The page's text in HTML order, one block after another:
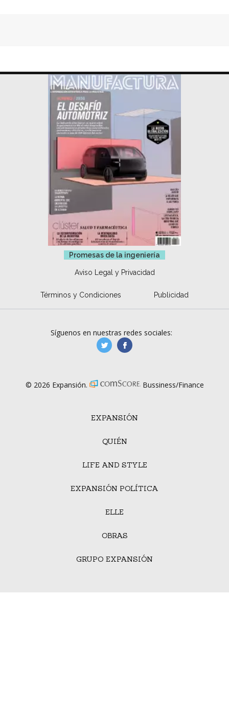
Promesas de la ingeniería
Aviso Legal y Privacidad
Términos y Condiciones Publicidad
EXPANSIÓN
QUIÉN
LIFE AND STYLE
EXPANSIÓN POLÍTICA
ELLE
OBRAS
GRUPO EXPANSIÓN
Síguenos en nuestras redes sociales:
manufacturaGE
© 2026 Expansión. Bussiness/Finance